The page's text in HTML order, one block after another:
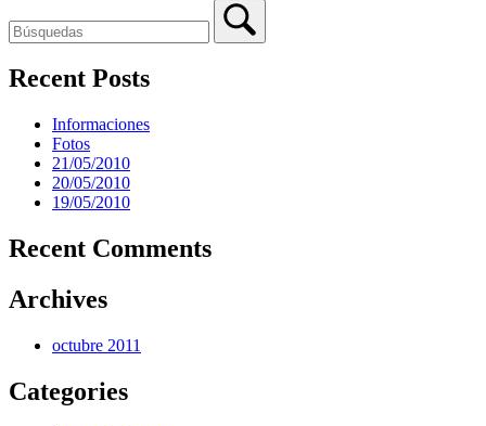
Recent Posts
Informaciones
Fotos
21/05/2010
20/05/2010
19/05/2010
Recent Comments
Archives
octubre 2011
Categories